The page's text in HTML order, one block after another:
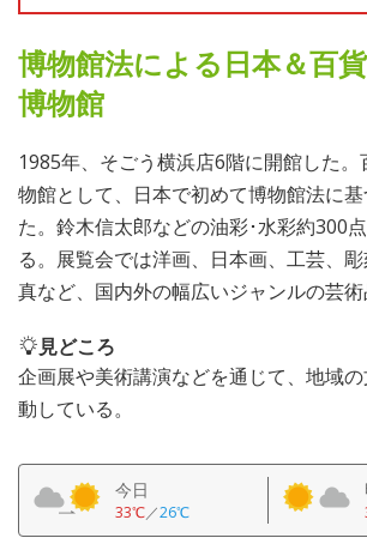
博物館法による日本＆百
博物館
1985年、そごう横浜店6階に開館した
物館として、日本で初めて博物館法に
た。鈴木信太郎などの油彩･水彩約300
る。展覧会では洋画、日本画、工芸、
真など、国内外の幅広いジャンルの芸術
見どころ
企画展や美術講演などを通じて、地域
動している。
今日
33℃／26℃